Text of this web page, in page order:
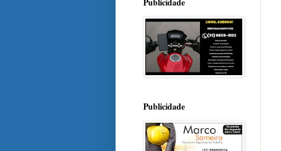
Publicidade
Publicidade